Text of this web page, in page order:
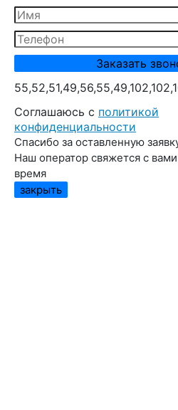
Cоглашаюсь с политикой
конфиденциальности
Спасибо за оставленную
Наш оператор свяжется с
время
закрыть